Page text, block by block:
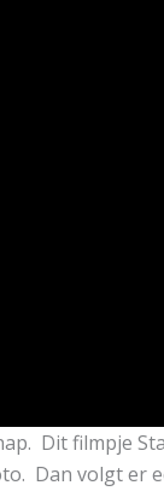
Dit filmpje
Dan volgt er